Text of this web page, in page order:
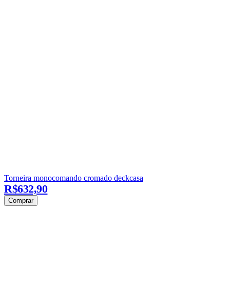
Torneira monocomando cromado deckcasa
R$632,90